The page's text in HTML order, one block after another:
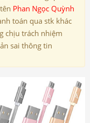
Phan Ngọc Quỳnh
toán qua stk khác
chịu trách nhiệm
sai thông tin